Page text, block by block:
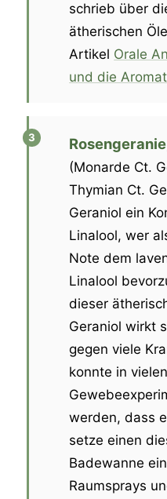
schrieb über
ätherischen
Artikel Orale
und die
Rosengeranie
(Monarde Ct.
Thymian Ct.
Geraniol ein
Linalool, wer
Note dem
Linalool
dieser
Geraniol wirkt
gegen viele
konnte in vielen
werden, dass
setze einen
Badewanne
Raumsprays